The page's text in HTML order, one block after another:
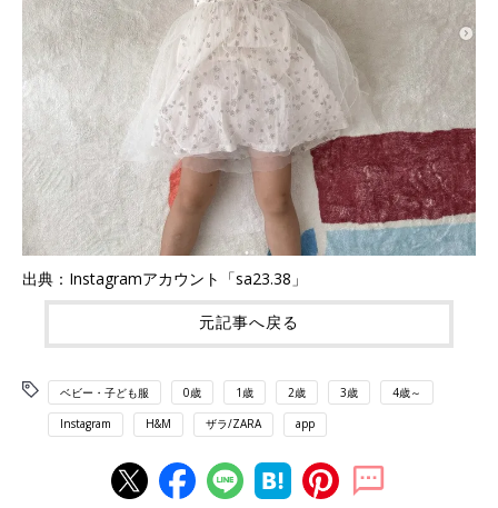
出典：Instagramアカウント「sa23.38」
元記事へ戻る
ベビー・子ども服 0歳 1歳 2歳 3歳 4歳～
Instagram H&M ザラ/ZARA app